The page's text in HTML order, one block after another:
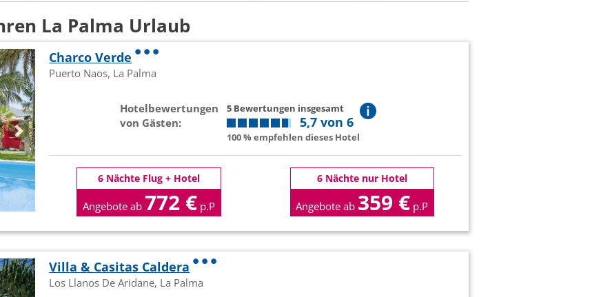
La Palma Urlaub
Charco Verde
Puerto Naos, La Palma
Hotelbewertungen
von Gästen:
5 Bewertungen insgesamt
5,7 von 6
100 % empfehlen dieses Hotel
6 Nächte Flug + Hotel
Angebote ab 772 € p.P
6 Nächte nur Hotel
Angebote ab 359 € p.P
Villa & Casitas Caldera
Los Llanos De Aridane, La Palma